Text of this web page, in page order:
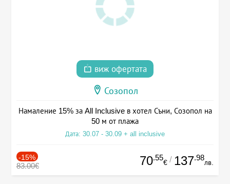
виж офертата
Созопол
Намаление 15% за All Inclusive в хотел Съни, Созопол на
50 м от плажа
Дата: 30.07 - 30.09 + all inclusive
-15%
83.00€ 70.55
€ / 137.98
лв.